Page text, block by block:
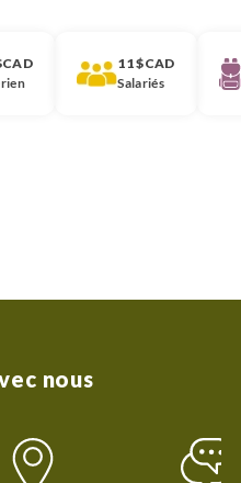
11 $CAD
Salariés
observée ces 3
tous les voyages de
sur mesure ou
nous